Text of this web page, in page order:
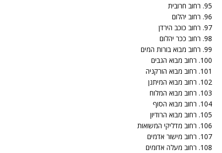
95. רחוב חרובית
96. רחוב יהלום
97. רחוב כוכב הירדן
98. רחוב ככר יהלום
99. רחוב מבוא בורות המים
100. רחוב מבוא הגבים
101. רחוב מבוא הורקניה
102. רחוב מבוא המיתנן
103. רחוב מבוא המלוח
104. רחוב מבוא הסוף
105. רחוב מבוא הרודיון
106. רחוב מדליקי המשואות
107. רחוב מישור אדמים
108. רחוב מעלה אדומים